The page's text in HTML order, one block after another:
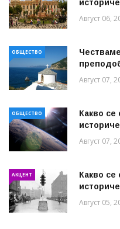
Август 06,
ОБЩЕСТВО
Август 07,
ОБЩЕСТВО
Какво се
Август 07,
АКЦЕНТ
Какво се
Август 05,